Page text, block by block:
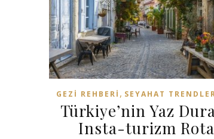
GEZI REHBERI , SEYAHAT
Türkiye’nin Yaz
Insta-turizm